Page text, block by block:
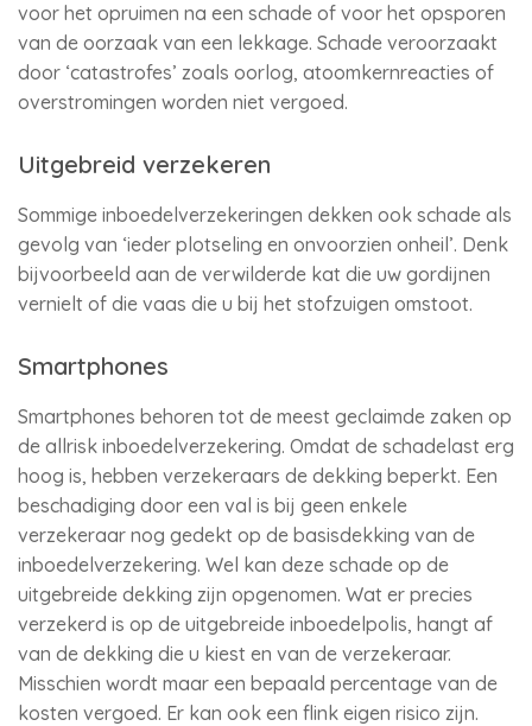
voor het opruimen na een schade of voor het opsporen
van de oorzaak van een lekkage. Schade veroorzaakt
door ‘catastrofes’ zoals oorlog, atoomkernreacties of
overstromingen worden niet vergoed.
Uitgebreid verzekeren
Sommige inboedelverzekeringen dekken ook schade als
gevolg van ‘ieder plotseling en onvoorzien onheil’. Denk
bijvoorbeeld aan de verwilderde kat die uw gordijnen
vernielt of die vaas die u bij het stofzuigen omstoot.
Smartphones
Smartphones behoren tot de meest geclaimde zaken op
de allrisk inboedelverzekering. Omdat de schadelast erg
hoog is, hebben verzekeraars de dekking beperkt. Een
beschadiging door een val is bij geen enkele
verzekeraar nog gedekt op de basisdekking van de
inboedelverzekering. Wel kan deze schade op de
uitgebreide dekking zijn opgenomen. Wat er precies
verzekerd is op de uitgebreide inboedelpolis, hangt af
van de dekking die u kiest en van de verzekeraar.
Misschien wordt maar een bepaald percentage van de
kosten vergoed. Er kan ook een flink eigen risico zijn.